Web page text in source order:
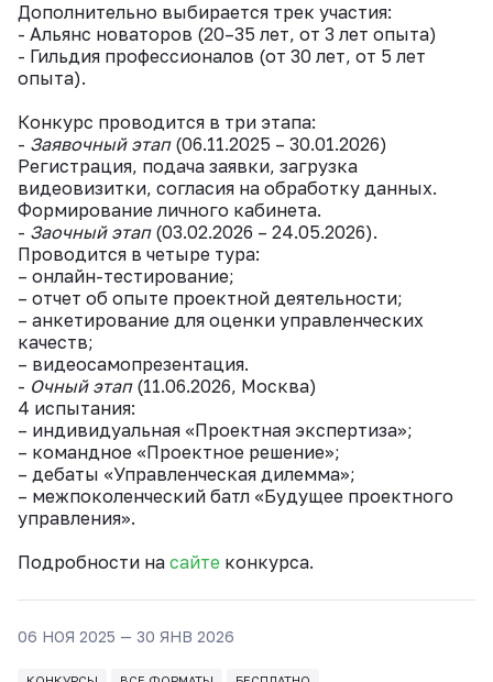
Дополнительно выбирается трек участия:
- Альянс новаторов (20–35 лет, от 3 лет опыта)
- Гильдия профессионалов (от 30 лет, от 5 лет
опыта).
Конкурс проводится в три этапа:
- Заявочный этап(06.11.2025 – 30.01.2026)
Регистрация, подача заявки, загрузка
видеовизитки, согласия на обработку данных.
Формирование личного кабинета.
- Заочный этап(03.02.2026 – 24.05.2026).
Проводится в четыре тура:
– онлайн-тестирование;
– отчет об опыте проектной деятельности;
– анкетирование для оценки управленческих
качеств;
– видеосамопрезентация.
- Очный этап(11.06.2026, Москва)
4 испытания:
– индивидуальная «Проектная экспертиза»;
– командное «Проектное решение»;
– дебаты «Управленческая дилемма»;
– межпоколенческий батл «Будущее проектного
управления».
Подробности на сайте конкурса.
06 НОЯ 2025 — 30 ЯНВ 2026